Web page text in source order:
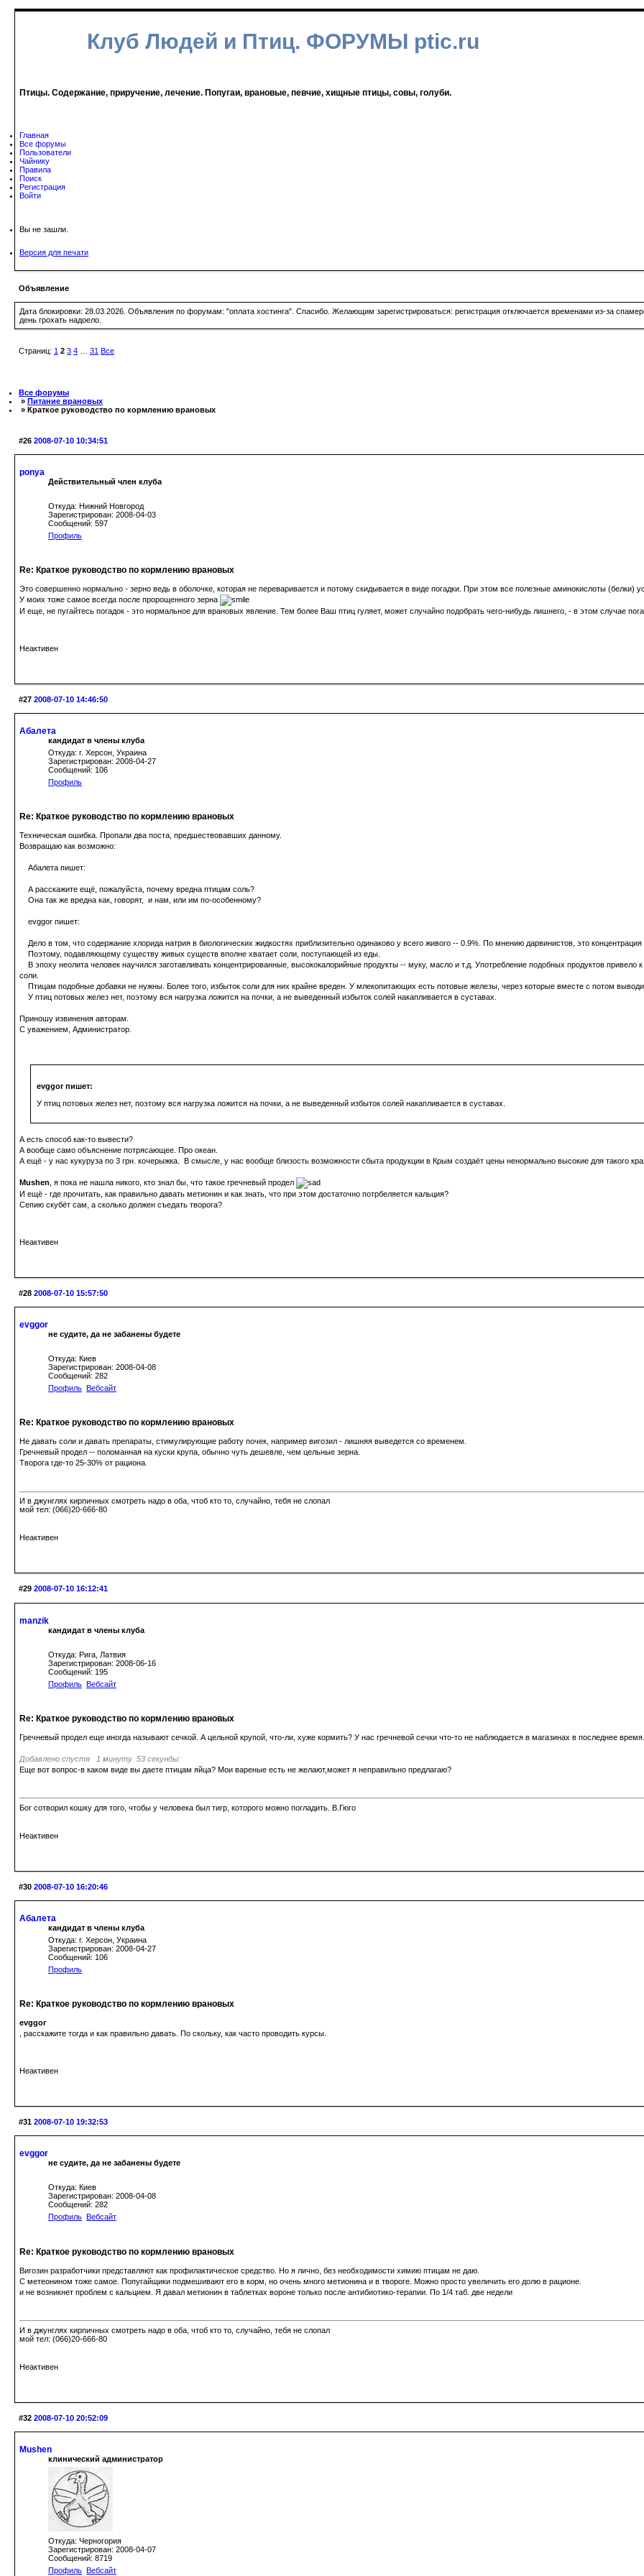
Клуб Людей и Птиц. ФОРУМЫ ptic.ru
Птицы. Содержание, приручение, лечение. Попугаи, врановые, певчие, хищные птицы, совы, голуби.
Главная
Все форумы
Пользователи
Чайнику
Правила
Поиск
Регистрация
Войти
Вы не зашли.
Версия для печати
Объявление
Дата блокировки: 28.03.2026. Объявления по форумам: "оплата хостинга". Спасибо. Желающим зарегистрироваться: регистрация отключается временами из-за
день грохать надоело.
Страниц: 1 2 3 4 … 31 Все
Все форумы
» Питание врановых
» Краткое руководство по кормлению врановых
#26 2008-07-10 10:34:51
ponya
Действительный член клуба
Откуда: Нижний Новгород
Зарегистрирован: 2008-04-03
Сообщений: 597
Профиль
Re: Краткое руководство по кормлению врановых
Это совершенно нормально - зерно ведь в оболочке, которая не переваривается и потому скидывается в виде погадки. При этом все полезные аминокислоты (белки)
У моих тоже самое всегда после пророщенного зерна
И еще, не пугайтесь погадок - это нормальное для врановых явление. Тем более Ваш птиц гуляет, может случайно подобрать чего-нибудь лишнего, - в этом случае
Неактивен
#27 2008-07-10 14:46:50
Абалета
кандидат в члены клуба
Откуда: г. Херсон, Украина
Зарегистрирован: 2008-04-27
Сообщений: 106
Профиль
Re: Краткое руководство по кормлению врановых
Техническая ошибка. Пропали два поста, предшествовавших данному.
Возвращаю как возможно:
Абалета пишет:
А расскажите ещё, пожалуйста, почему вредна птицам соль?
Она так же вредна как, говорят, и нам, или им по-особенному?
evggor пишет:
Дело в том, что содержание хлорида натрия в биологических жидкостях приблизительно одинаково у всего живого -- 0.9%. По мнению дарвинистов, это
Поэтому, подавляющему существу живых существ вполне хватает соли, поступающей из еды.
В эпоху неолита человек научился заготавливать концентрированные, высококалорийные продукты -- муку, масло и т.д. Употребление подобных продуктов
соли.
Птицам подобные добавки не нужны. Более того, избыток соли для них крайне вреден. У млекопитающих есть потовые железы, через которые вместе с потом
У птиц потовых желез нет, поэтому вся нагрузка ложится на почки, а не выведенный избыток солей накапливается в суставах.
Приношу извинения авторам.
С уважением, Администратор.
evggor пишет:
У птиц потовых желез нет, поэтому вся нагрузка ложится на почки, а не выведенный избыток солей накапливается в суставах.
А есть способ как-то вывести?
А вообще само объяснение потрясающее. Про океан.
А ещё - у нас кукуруза по 3 грн. кочерыжка. В смысле, у нас вообще близость возможности сбыта продукции в Крым создаёт цены ненормально высокие для такого
Mushen , я пока не нашла никого, кто знал бы, что такое гречневый продел
И ещё - где прочитать, как правильно давать метионин и как знать, что при этом достаточно потрбеляется кальция?
Сепию скубёт сам, а сколько должен съедать творога?
Неактивен
#28 2008-07-10 15:57:50
evggor
не судите, да не забанены будете
Откуда: Киев
Зарегистрирован: 2008-04-08
Сообщений: 282
Профиль Вебсайт
Re: Краткое руководство по кормлению врановых
Не давать соли и давать препараты, стимулирующие работу почек, например вигозил - лишняя выведется со временем.
Гречневый продел -- поломанная на куски крупа, обычно чуть дешевле, чем цельные зерна.
Творога где-то 25-30% от рациона.
И в джунглях кирпичных смотреть надо в оба, чтоб кто то, случайно, тебя не слопал
мой тел: (066)20-666-80
Неактивен
#29 2008-07-10 16:12:41
manzik
кандидат в члены клуба
Откуда: Рига, Латвия
Зарегистрирован: 2008-06-16
Сообщений: 195
Профиль Вебсайт
Re: Краткое руководство по кормлению врановых
Гречневый продел еще иногда называют сечкой. А цельной крупой, что-ли, хуже кормить? У нас гречневой сечки что-то не наблюдается в магазинах в последнее время.
Добавлено спустя 1 минуту 53 секунды:
Еще вот вопрос-в каком виде вы даете птицам яйца? Мои вареные есть не желают,может я неправильно предлагаю?
Бог сотворил кошку для того, чтобы у человека был тигр, которого можно погладить. В.Гюго
Неактивен
#30 2008-07-10 16:20:46
Абалета
кандидат в члены клуба
Откуда: г. Херсон, Украина
Зарегистрирован: 2008-04-27
Сообщений: 106
Профиль
Re: Краткое руководство по кормлению врановых
evggor
, расскажите тогда и как правильно давать. По скольку, как часто проводить курсы.
Неактивен
#31 2008-07-10 19:32:53
evggor
не судите, да не забанены будете
Откуда: Киев
Зарегистрирован: 2008-04-08
Сообщений: 282
Профиль
Вебсайт
Re: Краткое руководство по кормлению врановых
Вигозин разработчики представляют как профилактическое средство. Но я лично, без необходимости химию птицам не даю.
С метеонином тоже самое. Попугайщики подмешивают его в корм, но очень много метионина и в твороге. Можно просто увеличить его долю в рационе.
и не возникнет проблем с кальцием. Я давал метионин в таблетках вороне только после антибиотико-терапии. По 1/4 таб. две недели
И в джунглях кирпичных смотреть надо в оба, чтоб кто то, случайно, тебя не слопал
мой тел: (066)20-666-80
Неактивен
#32 2008-07-10 20:52:09
Mushen
клинический администратор
Откуда: Черногория
Зарегистрирован: 2008-04-07
Сообщений: 8719
Профиль Вебсайт